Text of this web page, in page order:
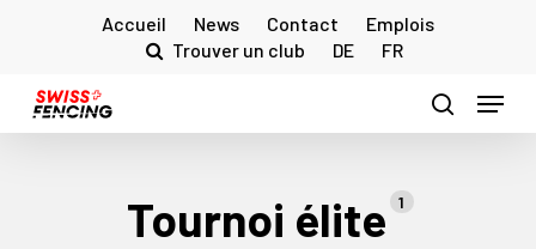
content
Accueil News Contact
Emplois
Trouver un club
DE FR
search
Menu
Tournoi élite 1